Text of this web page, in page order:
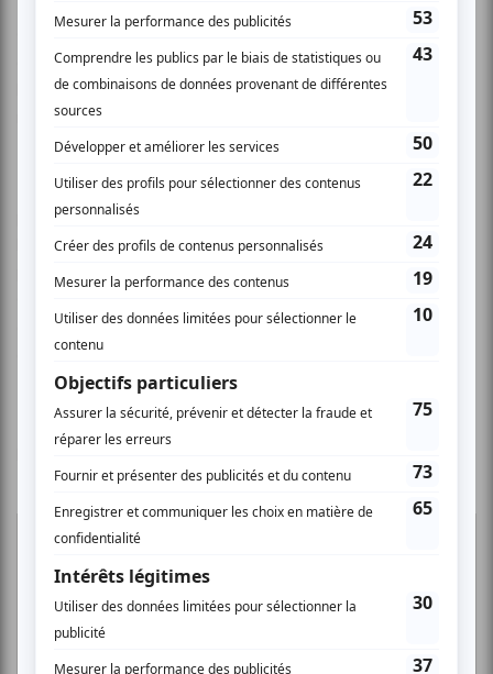
Composé de Paul Sèxe et Tony Légal, le duo Sèxe Illégal a
été découvert par le public québécois en 2011, grâce à
leur apparition très remarquée à l’émission En route vers
mon premier Gala JPR, diffusée sur les ondes de MAtv.
Toutes les semaines, le duo recevra 4 invités qui viendront
performer dans ce qui est devenu un incontournable pour
les amateurs d’humour et de nouveautés. Les Soirées Juste
pour rire offrent une vitrine à tous les humoristes du
de l’école nationale de l’humour, autodidactes ou très
connus du public.
Le duo Sèxe Illégal succède à François Bellefeuille à
l’animation de la soirée.